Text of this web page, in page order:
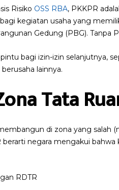
Risiko OSS RBA, PKKPR
kegiatan usaha yang
Gedung (PBG). Tanpa
bagi izin-izin selanjutnya,
lainnya.
Tata
di zona yang salah
negara mengakui